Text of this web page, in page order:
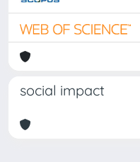
social impact